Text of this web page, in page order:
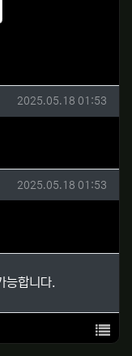
작성일
2025.05.18 01:53
작성일
2025.05.18 01:53
능합니다.
목록